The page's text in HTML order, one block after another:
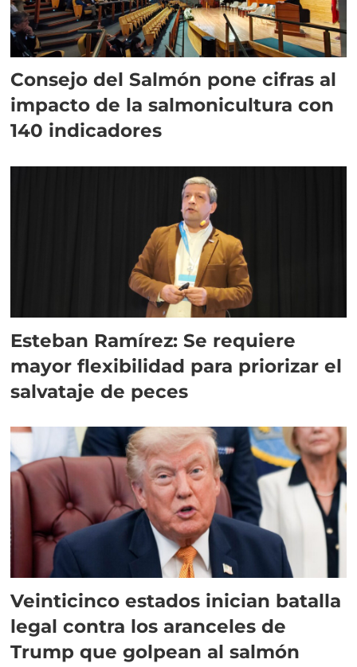
Consejo del Salmón pone cifras al
impacto de la salmonicultura con
140 indicadores
Esteban Ramírez: Se requiere
mayor flexibilidad para priorizar el
salvataje de peces
Veinticinco estados inician batalla
legal contra los aranceles de
Trump que golpean al salmón